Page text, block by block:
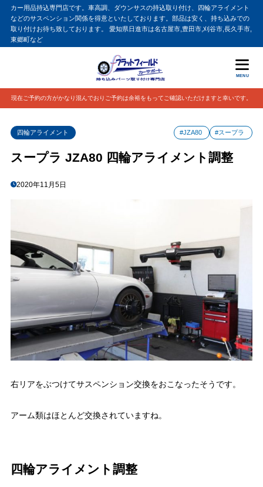
カー用品持込専門店です。車高調、ダウンサスの持込取り付け、四輪アライメント
などのサスペンション関係を得意といたしております。部品は安く、持ち込みでの
取り付けお待ち致しております。 愛知県日進市は名古屋市,豊田市,刈谷市,長久手市,
東郷町など
MENU
現在ご予約の方がかなり混んでおりご予約は余裕をもってご確認いただけますと幸いです。
四輪アライメント #JZA80 #スープラ
スープラ JZA80 四輪アライメント調整
2020年11月5日
右リアをぶつけてサスペンション交換をおこなったそうです。
アーム類はほとんど交換されていますね。
四輪アライメント調整